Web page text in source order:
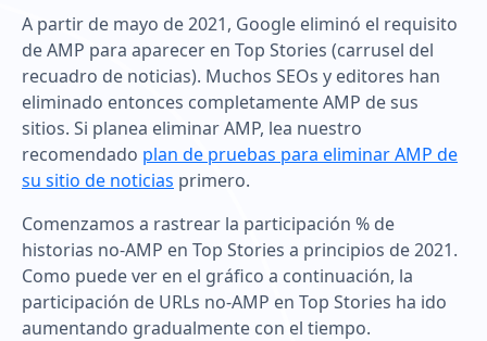
A partir de mayo de 2021, Google eliminó el requisito
de AMP para aparecer en Top Stories (carrusel del
recuadro de noticias). Muchos SEOs y editores han
eliminado entonces completamente AMP de sus
sitios. Si planea eliminar AMP, lea nuestro
recomendado plan de pruebas para eliminar AMP de
su sitio de noticias primero.
Comenzamos a rastrear la participación % de
historias no-AMP en Top Stories a principios de 2021.
Como puede ver en el gráfico a continuación, la
participación de URLs no-AMP en Top Stories ha ido
aumentando gradualmente con el tiempo.